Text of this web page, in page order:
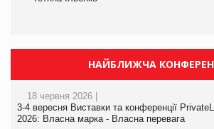
НАЙБЛИЖЧА
18 червня 2026 |
3-4 вересня Виставки та конференції
2026: Власна марка - Власна перевага